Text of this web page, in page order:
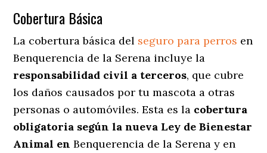
Cobertura Básica
La cobertura básica del seguro para perros en
Benquerencia de la Serena incluye la
responsabilidad civil a terceros, que cubre
los daños causados por tu mascota a otras
personas o automóviles. Esta es la cobertura
obligatoria según la nueva Ley de Bienestar
Animal enBenquerencia de la Serena y en